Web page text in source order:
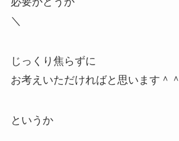
＼
じっくり焦らずに
お考えいただければと思います＾＾
というか